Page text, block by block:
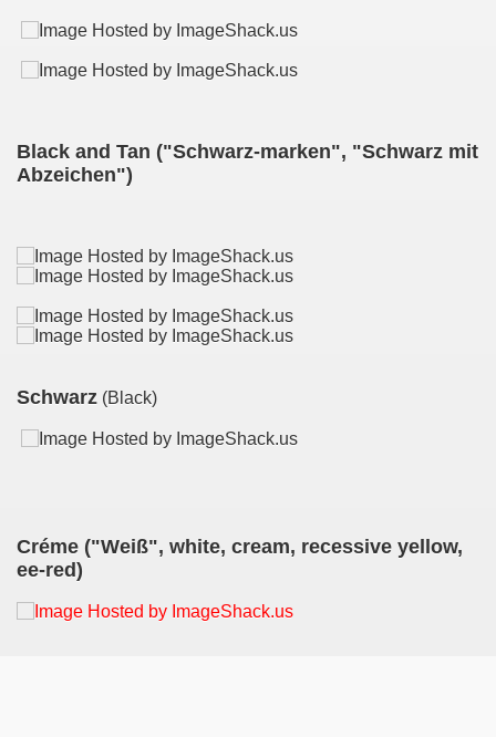
Black and Tan ("Schwarz-marken", "Schwarz mit
Abzeichen")
Schwarz (Black)
Créme ("Weiß", white, cream, recessive yellow,
ee-red)